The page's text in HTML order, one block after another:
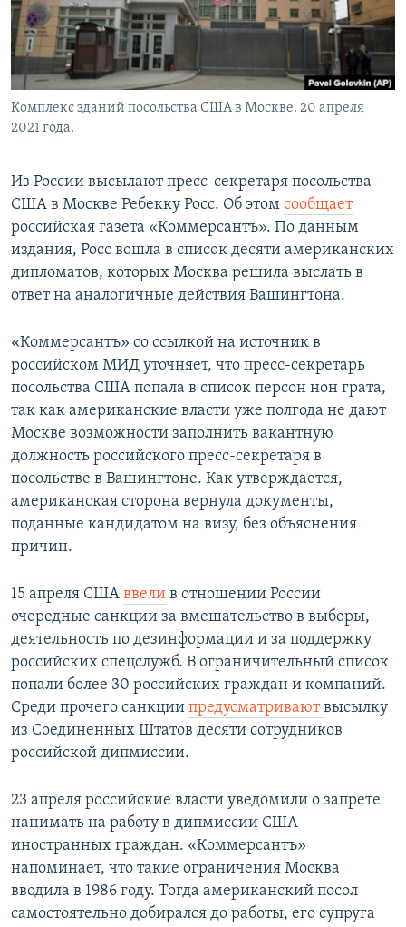
Комплекс зданий посольства США в Москве. 20 апреля
2021 года.
Из России высылают пресс-секретаря посольства
США в Москве Ребекку Росс. Об этом сообщает
российская газета «Коммерсантъ». По данным
издания, Росс вошла в список десяти американских
дипломатов, которых Москва решила выслать в
ответ на аналогичные действия Вашингтона.
«Коммерсантъ» со ссылкой на источник в
российском МИД уточняет, что пресс-секретарь
посольства США попала в список персон нон грата,
так как американские власти уже полгода не дают
Москве возможности заполнить вакантную
должность российского пресс-секретаря в
посольстве в Вашингтоне. Как утверждается,
американская сторона вернула документы,
поданные кандидатом на визу, без объяснения
причин.
15 апреля США ввели в отношении России
очередные санкции за вмешательство в выборы,
деятельность по дезинформации и за поддержку
российских спецслужб. В ограничительный список
попали более 30 российских граждан и компаний.
Среди прочего санкции предусматриваютвысылку
из Соединенных Штатов десяти сотрудников
российской дипмиссии.
23 апреля российские власти уведомили о запрете
нанимать на работу в дипмиссии США
иностранных граждан. «Коммерсантъ»
напоминает, что такие ограничения Москва
вводила в 1986 году. Тогда американский посол
самостоятельно добирался до работы, его супруга